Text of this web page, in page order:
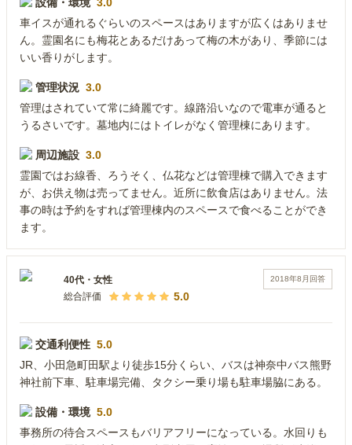
車イスが通れるぐらいのスペースはありますが広くはありませ
ん。霊園名にも梅花とあるだけあって梅の木があり、季節には
いい香りがします。
管理状況 3.0
管理はされていて常に綺麗です。線路沿いなので電車が通ると
うるさいです。墓地内にはトイレがなく管理棟にあります。
周辺施設 3.0
霊園ではお線香、ろうそく、仏花などは管理棟で購入できます
が、お供え物は売ってません。近所に飲食店はありません。法
事の時は予約をすれば管理棟内のスペースで食べることができ
ます。
2018年8月 回答
40代 ・ 女性
総合評価
5.0
交通利便性 5.0
JR、小田急町田駅より徒歩15分くらい、バスは神奈中バス熊野
神社前下車、駐車場完備、タクシー乗り場も駐車場脇にある。
設備・環境 5.0
事務所の待合スペースもバリアフリーになっている。水回りも